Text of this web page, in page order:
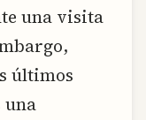
una visita
últimos
una